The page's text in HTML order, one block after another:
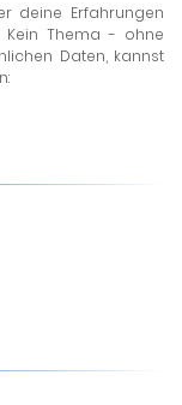
deine Erfahrungen
Kein Thema - ohne
Daten, kannst